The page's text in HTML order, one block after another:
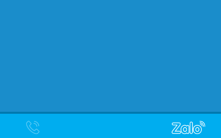
Copyright © 2024 Máy Xây dựng Dtech. Designed byHalink